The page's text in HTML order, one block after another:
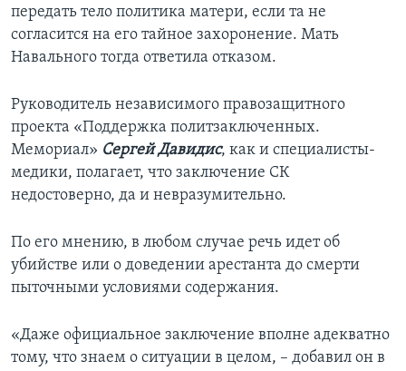
передать тело политика матери, если та не
согласится на его тайное захоронение. Мать
Навального тогда ответила отказом.
Руководитель независимого правозащитного
проекта «Поддержка политзаключенных.
Мемориал» Сергей Давидис, как и специалисты-
медики, полагает, что заключение СК
недостоверно, да и невразумительно.
По его мнению, в любом случае речь идет об
убийстве или о доведении арестанта до смерти
пыточными условиями содержания.
«Даже официальное заключение вполне адекватно
тому, что знаем о ситуации в целом, – добавил он в